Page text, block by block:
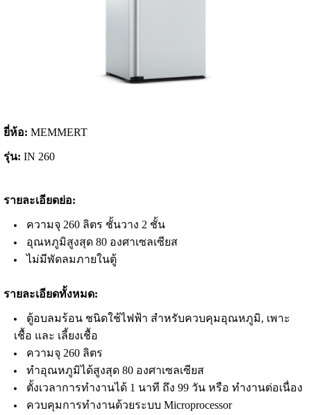
ยี่ห้อ: MEMMERT
รุ่น: IN 260
รายละเอียดย่อ:
ความจุ 260 ลิตร ชั้นวาง 2 ชั้น
อุณหภูมิสูงสุด 80 องศาเซลเซียส
ไม่มีพัดลมภายในตู้
รายละเอียดทั้งหมด:
ตู้อบลมร้อน ชนิดใช้ไฟฟ้า สำหรับควบคุมอุณหภูมิ, เพาะ
เชื้อ และ เลี้ยงเชื้อ
ความจุ 260 ลิตร
ทำอุณหภูมิได้สูงสุด 80 องศาเซลเซียส
ตั้งเวลาการทำงานได้ 1 นาที ถึง 99 วัน หรือ ทำงานต่อเนื่อง
ควบคุมการทำงานด้วยระบบ Microprocessor